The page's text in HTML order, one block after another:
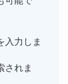
入力しま
されま